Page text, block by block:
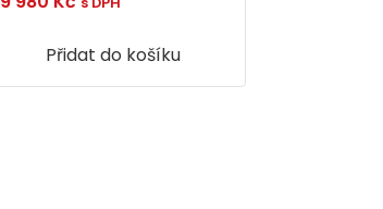
Přidat do košíku